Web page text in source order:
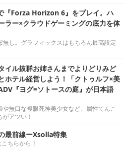
『Forza Horizon 6』をプレイ。ハ
ラー×クラウドゲーミングの底力を体
無し。グラフィックスはもちろん最高設定
イル抜群お姉さんまでよりどりみど
ホテル経営しよう！「クトゥルフ×美
『ヨグ=ソトースの庭』が日本語
や無口な複眼死神美少女など、属性てんこ
アツい！
最前線ーXsolla特集
ちらから！